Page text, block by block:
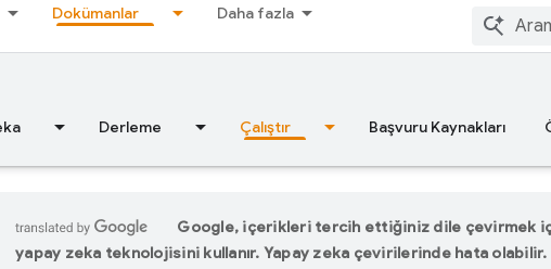
Dokümanlar Daha fazla
Derleme Çalıştır Başvuru Kaynakları
Google, içerikleri tercih ettiğiniz dile çevirmek
yapay zeka teknolojisini kullanır. Yapay zeka çevirilerinde hata olabilir.